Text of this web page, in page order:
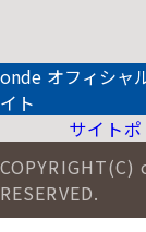
onde オフィシャ
イト
サイト
RESERVED.